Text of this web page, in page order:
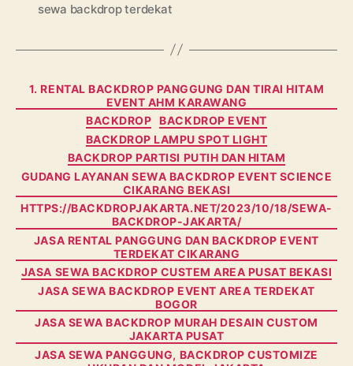
sewa backdrop terdekat
Categories
1. RENTAL BACKDROP PANGGUNG DAN TIRAI HITAM
EVENT AHM KARAWANG
BACKDROP
BACKDROP EVENT
BACKDROP LAMPU SPOT LIGHT
BACKDROP PARTISI PUTIH DAN HITAM
GUDANG LAYANAN SEWA BACKDROP EVENT SCIENCE
CIKARANG BEKASI
HTTPS://BACKDROPJAKARTA.NET/2023/10/18/SEWA-
BACKDROP-JAKARTA/
JASA RENTAL PANGGUNG DAN BACKDROP EVENT
TERDEKAT CIKARANG
JASA SEWA BACKDROP CUSTEM AREA PUSAT BEKASI
JASA SEWA BACKDROP EVENT AREA TERDEKAT
BOGOR
JASA SEWA BACKDROP MURAH DESAIN CUSTOM
JAKARTA PUSAT
JASA SEWA PANGGUNG, BACKDROP CUSTOMIZE